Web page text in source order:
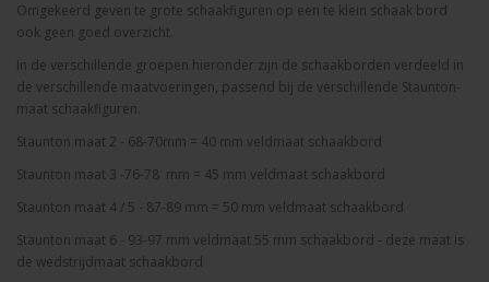
Omgekeerd geven te grote schaakfiguren op een te klein schaak bord
ook geen goed overzicht.
In de verschillende groepen hieronder zijn de schaakborden verdeeld in
de verschillende maatvoeringen, passend bij de verschillende Staunton-
maat schaakfiguren.
Staunton maat 2 - 68-70mm = 40 mm veldmaat schaakbord
Staunton maat 3 -76-78 mm = 45 mm veldmaat schaakbord
Staunton maat 4 / 5 - 87-89 mm = 50 mm veldmaat schaakbord
Staunton maat 6 - 93-97 mm veldmaat 55 mm schaakbord - deze maat is
de wedstrijdmaat schaakbord